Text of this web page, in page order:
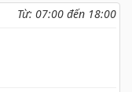
Từ: 07:00 đến 18:00